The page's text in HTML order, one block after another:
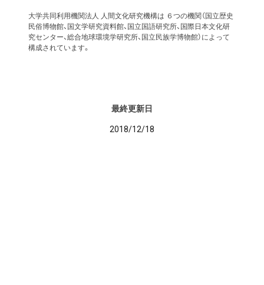
大学共同利用機関法人 人間文化研究機構は ６つの機関（国立歴史
民俗博物館、国文学研究資料館、国立国語研究所、国際日本文化研
究センター、総合地球環境学研究所、国立民族学博物館）によって
構成されています。
最終更新日
2018/12/18